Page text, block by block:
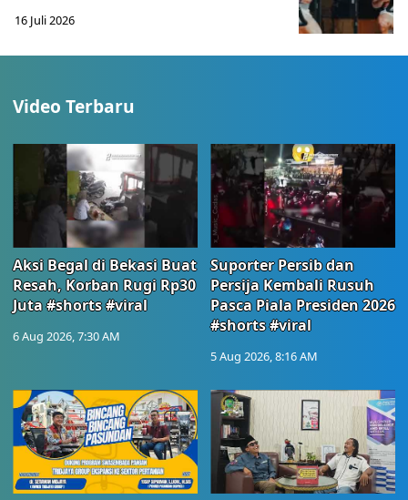
16 Juli 2026
Video Terbaru
Aksi Begal di Bekasi Buat
Resah, Korban Rugi Rp30
Juta #shorts #viral
6 Aug 2026, 7:30 AM
Suporter Persib dan
Persija Kembali Rusuh
Pasca Piala Presiden 2026
#shorts #viral
5 Aug 2026, 8:16 AM